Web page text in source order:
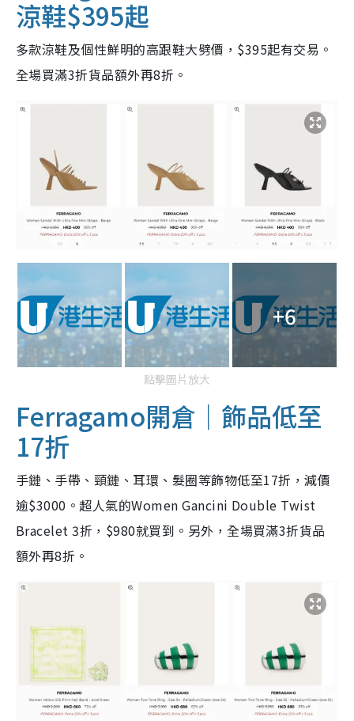
涼鞋$395起
多款涼鞋及個性鮮明的高跟鞋大劈價，$395起有交易。
全場買滿3折貨品額外再8折。
+6
點擊圖片放大
Ferragamo開倉｜飾品低至
17折
手鏈、手帶、頸鏈、耳環、髮圈等飾物低至17折，減價
逾$3000。超人氣的Women Gancini Double Twist
Bracelet 3折，$980就買到。另外，全場買滿3折貨品
額外再8折。